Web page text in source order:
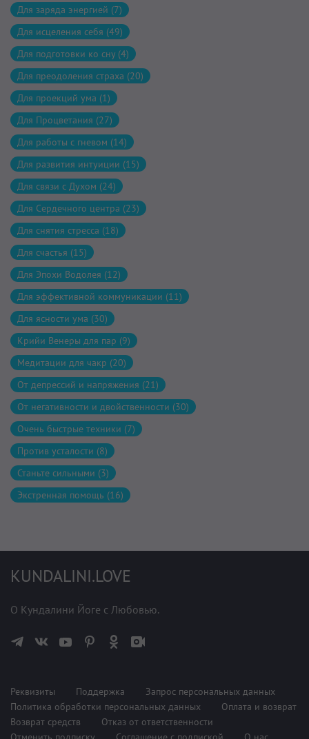
Для заряда энергией (7)
Для исцеления себя (49)
Для подготовки ко сну (4)
Для преодоления страха (20)
Для проекций ума (1)
Для Процветания (27)
Для работы с гневом (14)
Для развития интуиции (15)
Для связи с Духом (24)
Для Сердечного центра (23)
Для снятия стресса (18)
Для счастья (15)
Для Эпохи Водолея (12)
Для эффективной коммуникации (11)
Для ясности ума (30)
Крийи Венеры для пар (9)
Медитации для чакр (20)
От депрессий и напряжения (21)
От негативности и двойственности (30)
Очень быстрые техники (7)
Против усталости (8)
Станьте сильными (3)
Экстренная помощь (16)
KUNDALINI.LOVE
О Кундалини Йоге с Любовью.
Реквизиты Поддержка
Запрос персональных данных
Политика обработки персональных данных
Оплата и возврат
Возврат средств
Отказ от ответственности